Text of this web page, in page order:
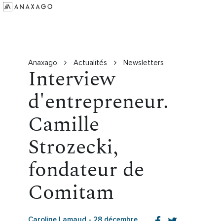
RessourcesAnaxago Actualités Newsletters
Interview
d'entrepreneur.
Camille
Strozecki,
fondateur de
Comitam